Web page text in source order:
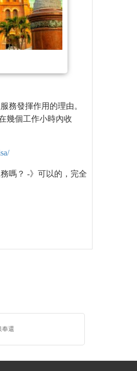
務發揮作用的理由。
幾個工作小時內收
嗎？ -》可以的，完全
奉還